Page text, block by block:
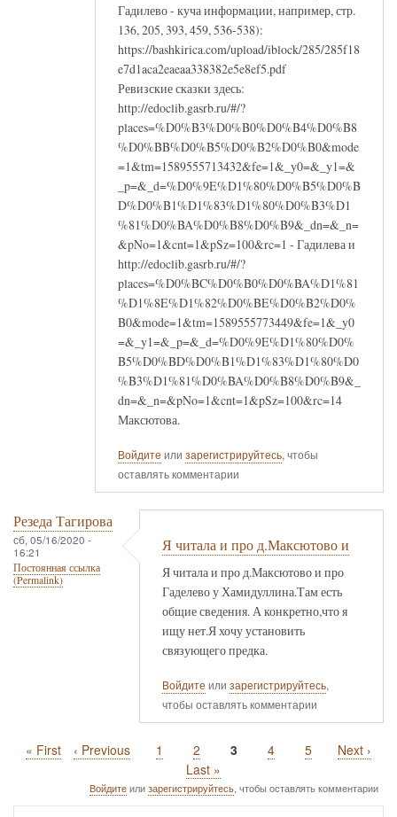
Гадилево - куча информации, например, стр.
136, 205, 393, 459, 536-538):
https://bashkirica.com/upload/iblock/285/285f18
e7d1aca2eaeaa338382e5e8ef5.pdf
Ревизские сказки здесь:
http://edoclib.gasrb.ru/#/?
places=%D0%B3%D0%B0%D0%B4%D0%B8
%D0%BB%D0%B5%D0%B2%D0%B0&mode
=1&tm=1589555713432&fe=1&_y0=&_y1=&
_p=&_d=%D0%9E%D1%80%D0%B5%D0%B
D%D0%B1%D1%83%D1%80%D0%B3%D1
%81%D0%BA%D0%B8%D0%B9&_dn=&_n=
&pNo=1&cnt=1&pSz=100&rc=1 - Гадилева и
http://edoclib.gasrb.ru/#/?
places=%D0%BC%D0%B0%D0%BA%D1%81
%D1%8E%D1%82%D0%BE%D0%B2%D0%
B0&mode=1&tm=1589555773449&fe=1&_y0
=&_y1=&_p=&_d=%D0%9E%D1%80%D0%
B5%D0%BD%D0%B1%D1%83%D1%80%D0
%B3%D1%81%D0%BA%D0%B8%D0%B9&_
dn=&_n=&pNo=1&cnt=1&pSz=100&rc=14
Максютова.
Войдите или зарегистрируйтесь, чтобы
оставлять комментарии
Резеда Тагирова
сб, 05/16/2020 -
16:21
Постоянная ссылка
(Permalink)
Я читала и про д.Максютово и
Я читала и про д.Максютово и про
Гаделево у Хамидуллина.Там есть
общие сведения. А конкретно,что я
ищу нет.Я хочу установить
связующего предка.
Войдите или зарегистрируйтесь,
чтобы оставлять комментарии
Нумерация
Первая
« First
Предыдущая
‹ Previous Page
1 Page
2
Текущая
3 Page
4 Page
5
Next ›
Последняя
страница
Last »
Войдитеилизарегистрируйтесь, чтобы оставлять комментарии